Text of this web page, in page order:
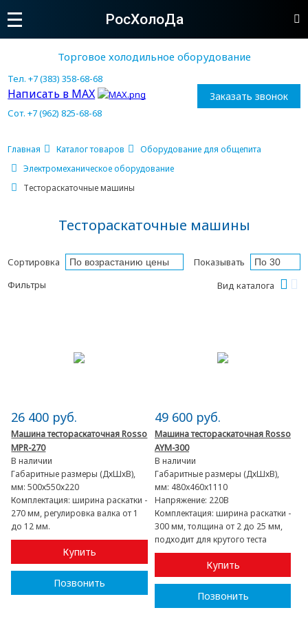
РосХолоДа
Торговое холодильное оборудование
Тел. +7 (383) 358-68-68
Написать в MAX
Сот. +7 (962) 825-68-68
Заказать звонок
Главная Каталог товаров
Оборудование для общепита
Электромеханическое оборудование
Тестораскаточные машины
Тестораскаточные машины
Сортировка
Показывать
Фильтры
Вид каталога
26 400 руб.
Машина тестораскаточная Rosso
MPR-270
В наличии
Габаритные размеры (ДхШхВ),
мм:500х550х220
Комплектация:ширина раскатки -
270 мм, регулировка валка от 1
до 12 мм.
Купить
Позвонить
49 600 руб.
Машина тестораскаточная Rosso
AYM-300
В наличии
Габаритные размеры (ДхШхВ),
мм: 480x460x1110
Напряжение: 220В
Комплектация: ширина раскатки -
300 мм, толщина от 2 до 25 мм,
подходит для крутого теста
Купить
Позвонить